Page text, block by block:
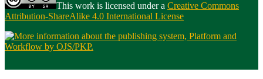
This work is licensed under a Creative Commons
Attribution-ShareAlike 4.0 International License